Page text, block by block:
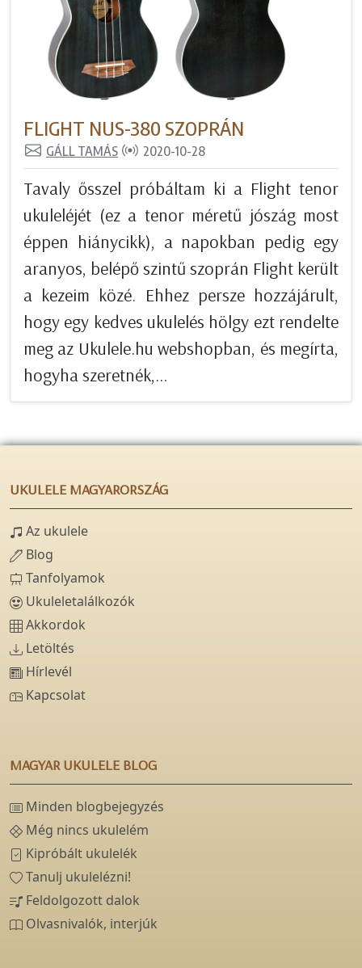
FLIGHT NUS-380 SZOPRÁN
GÁLL TAMÁS 2020-10-28
Tavaly ősszel próbáltam ki a Flight tenor
ukuleléjét (ez a tenor méretű jószág most
éppen hiánycikk), a napokban pedig egy
aranyos, belépő szintű szoprán Flight került
a kezeim közé. Ehhez persze hozzájárult,
hogy egy kedves ukulelés hölgy ezt rendelte
meg az Ukulele.hu webshopban, és megírta,
hogyha szeretnék,...
UKULELE MAGYARORSZÁG
Az ukulele
Blog
Tanfolyamok
Ukuleletalálkozók
Akkordok
Letöltés
Hírlevél
Kapcsolat
MAGYAR UKULELE BLOG
Minden blogbejegyzés
Még nincs ukulelém
Kipróbált ukulelék
Tanulj ukulelézni!
Feldolgozott dalok
Olvasnivalók, interjúk